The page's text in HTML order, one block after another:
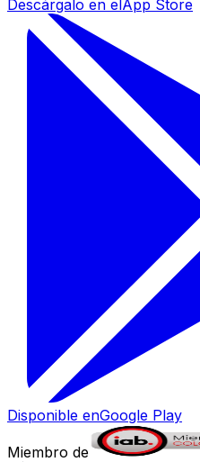
Descárgalo en el App Store
Disponible enGoogle Play
Miembro de